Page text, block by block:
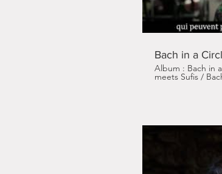
Bach in a
Album : Bach in a
meets Sufis /